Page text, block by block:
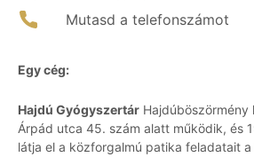
Mutasd a telefonszámot
Egy cég:
Hajdú Gyógyszertár
Árpád utca 45. szám alatt működik, és
látja el a közforgalmú patika feladatait a